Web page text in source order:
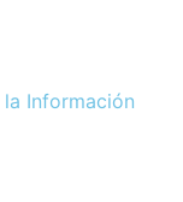
Información